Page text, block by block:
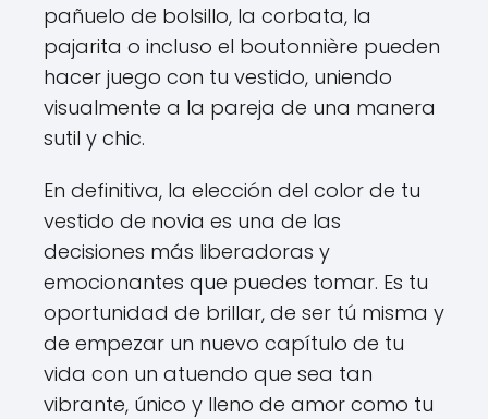
pañuelo de bolsillo, la corbata, la
pajarita o incluso el boutonnière pueden
hacer juego con tu vestido, uniendo
visualmente a la pareja de una manera
sutil y chic.
En definitiva, la elección del color de tu
vestido de novia es una de las
decisiones más liberadoras y
emocionantes que puedes tomar. Es tu
oportunidad de brillar, de ser tú misma y
de empezar un nuevo capítulo de tu
vida con un atuendo que sea tan
vibrante, único y lleno de amor como tu